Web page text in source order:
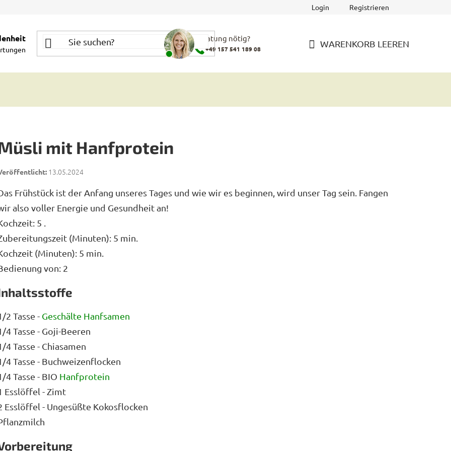
Login Registrieren
Beratung nötig?
+49 157 541 189 08 WARENKORB LEEREN
mit Hanfprotein
13.05.2024
Frühstück ist der Anfang unseres Tages und wie wir es beginnen, wird unser Tag sein. Fangen
also voller Energie und Gesundheit an!
5 .
(Minuten): 5 min.
(Minuten): 5 min.
von: 2
2 Tasse - Geschälte Hanfsamen
4 Tasse - Goji-Beeren
4 Tasse - Chiasamen
4 Tasse - Buchweizenflocken
4 Tasse - BIO Hanfprotein
Esslöffel - Zimt
Esslöffel - Ungesüßte Kokosflocken